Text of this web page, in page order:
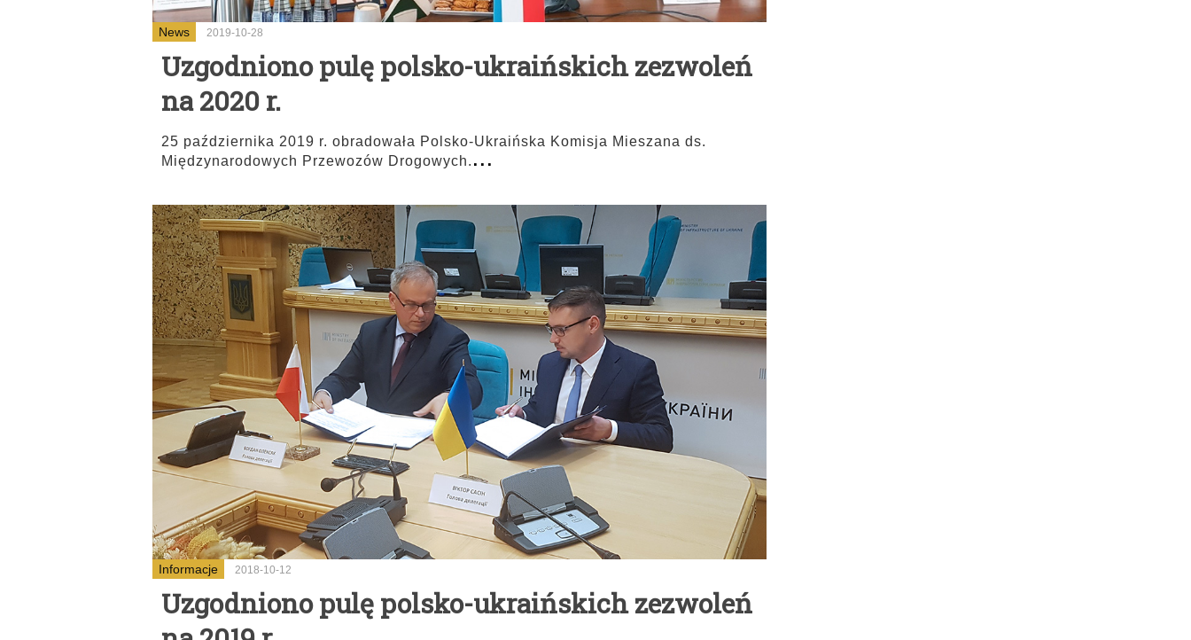
News 2019-10-28
Uzgodniono pulę polsko-ukraińskich zezwoleń
na 2020 r.
25 października 2019 r. obradowała Polsko-Ukraińska Komisja Mieszana ds.
Międzynarodowych Przewozów Drogowych. ...
Informacje 2018-10-12
Uzgodniono pulę polsko-ukraińskich zezwoleń